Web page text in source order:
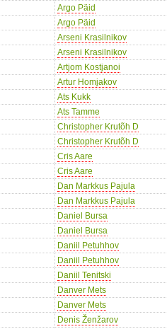
Argo Päid
Argo Päid
Arseni Krasilnikov
Arseni Krasilnikov
Artjom Kostjanoi
Artur Homjakov
Ats Kukk
Ats Tamme
Christopher Krutõh D
Christopher Krutõh D
Cris Aare
Cris Aare
Dan Markkus Pajula
Dan Markkus Pajula
Daniel Bursa
Daniel Bursa
Daniil Petuhhov
Daniil Petuhhov
Daniil Tenitski
Danver Mets
Danver Mets
Denis Ženžarov